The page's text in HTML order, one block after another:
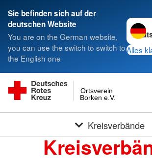
Sie befinden sich auf der
deutschen Website
You are on the German website,
you can use the switch to switch to
the English one
Alles
Borken e.V.
Ortsverein
Kreisverbände